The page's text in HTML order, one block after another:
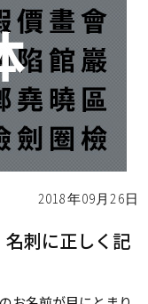
2018年09月26日
名刺に正しく記